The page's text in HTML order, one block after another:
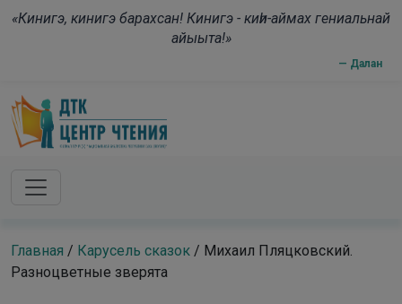
«Кинигэ, кинигэ барахсан! Кинигэ - киһи-аймах гениальнай
айыыта!»
— Далан
Skip to main content
Главная / Карусель сказок / Михаил Пляцковский.
Разноцветные зверята
modal-check